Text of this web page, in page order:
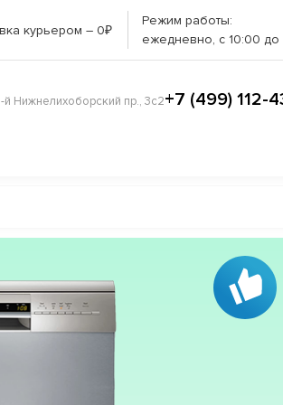
курьером – 0₽
Режим работы:
ежедневно, с 10:00 до
й Нижнелихоборский пр., 3с2+7 (499) 112-